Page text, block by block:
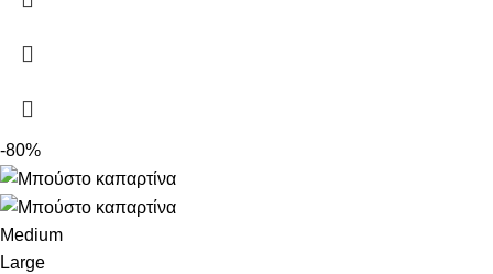
-80%
Medium
Large